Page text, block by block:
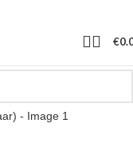
€